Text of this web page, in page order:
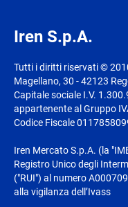
Iren S.p.A.
Tutti i diritti riservati ©
Magellano, 30 - 42123
Capitale sociale I.V.
appartenente al Gruppo
Codice Fiscale
Iren Mercato S.p.A. (la
Registro Unico degli
("RUI") al numero
alla vigilanza dell’Ivass